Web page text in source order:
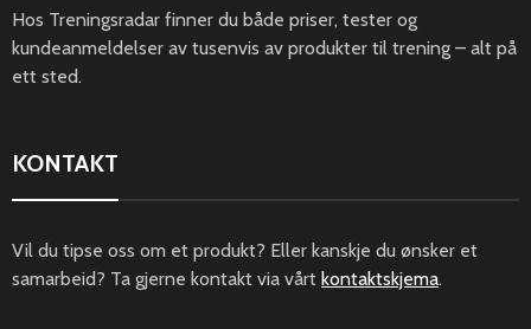
Hos Treningsradar finner du både priser, tester og
kundeanmeldelser av tusenvis av produkter til trening – alt på
ett sted.
KONTAKT
Vil du tipse oss om et produkt? Eller kanskje du ønsker et
samarbeid? Ta gjerne kontakt via vårt kontaktskjema.